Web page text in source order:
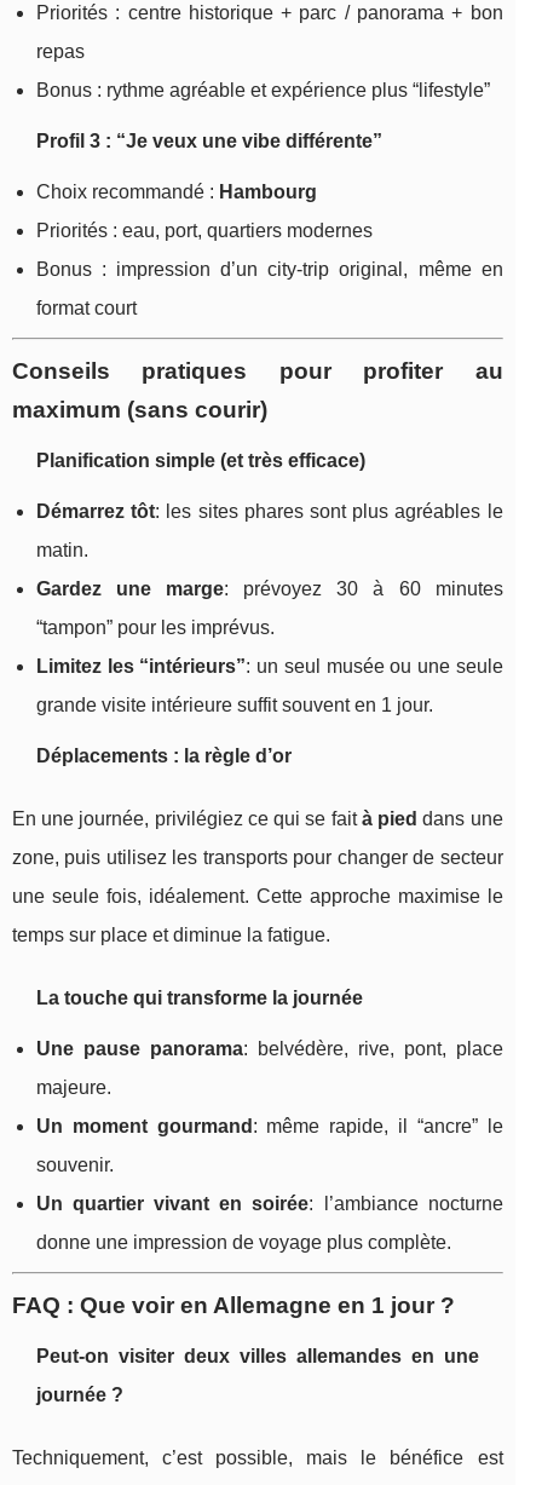
Priorités : centre historique + parc / panorama + bon
repas
Bonus : rythme agréable et expérience plus “lifestyle”
Profil 3 : “Je veux une vibe différente”
Choix recommandé : Hambourg
Priorités : eau, port, quartiers modernes
Bonus : impression d’un city-trip original, même en
format court
Conseils pratiques pour profiter au
maximum (sans courir)
Planification simple (et très efficace)
Démarrez tôt: les sites phares sont plus agréables le
matin.
Gardez une marge: prévoyez 30 à 60 minutes
“tampon” pour les imprévus.
Limitez les “intérieurs”: un seul musée ou une seule
grande visite intérieure suffit souvent en 1 jour.
Déplacements : la règle d’or
En une journée, privilégiez ce qui se faità pied dans une
zone, puis utilisez les transports pour changer de secteur
une seule fois, idéalement. Cette approche maximise le
temps sur place et diminue la fatigue.
La touche qui transforme la journée
Une pause panorama: belvédère, rive, pont, place
majeure.
Un moment gourmand : même rapide, il “ancre” le
souvenir.
Un quartier vivant en soirée: l’ambiance nocturne
donne une impression de voyage plus complète.
FAQ : Que voir en Allemagne en 1 jour ?
Peut-on visiter deux villes allemandes en une
journée ?
Techniquement, c’est possible, mais le bénéfice est